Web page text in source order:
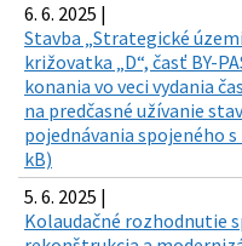
6. 6. 2025 |
Stavba „Strategické
križovatka „D“, časť BY-
konania vo veci vydania
na predčasné užívanie
pojednávania spojeného
kB)
5. 6. 2025 |
Kolaudačné rozhodnutie